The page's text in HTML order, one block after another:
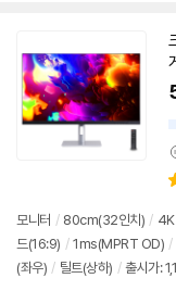
모니터 / 80cm(32인치) /
드(16:9) / 1ms(MPRT OD) /
(좌우) / 틸트(상하) / 출시가: